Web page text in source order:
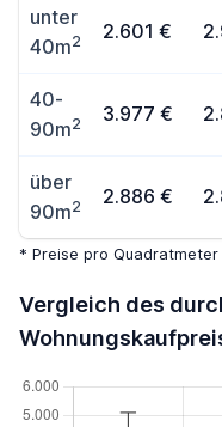
unter
40m2 2.601 €
40-
90m2 3.977 €
über
90m2 2.886 €
* Preise pro Quadratmeter
Vergleich des